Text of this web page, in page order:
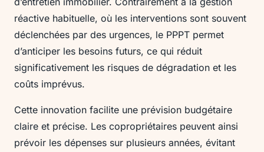
réactive habituelle, où les interventions sont souvent
déclenchées par des urgences, le PPPT permet
d’anticiper les besoins futurs, ce qui réduit
significativement les risques de dégradation et les
coûts imprévus.
Cette innovation facilite une prévision budgétaire
claire et précise. Les copropriétaires peuvent ainsi
prévoir les dépenses sur plusieurs années, évitant